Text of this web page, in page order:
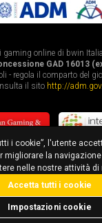
online di bwin Italia
GAD 16013
- regola il comparto del
il sito http://
a 3.010€
i cookie”, l'utente
migliorare la
nelle nostre attività di
Impostazioni cookie
Accetta tutti i cookie